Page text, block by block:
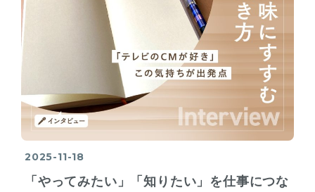
2025-11-18
「やってみたい」「知りたい」を仕事につな